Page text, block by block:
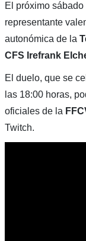
El próximo
representante
autonómica de la
CFS Irefrank
El duelo, que se
las 18:00 horas,
oficiales de la
Twitch.